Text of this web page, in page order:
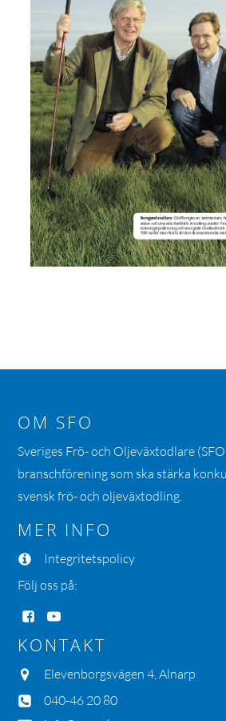
OM SFO
Sveriges Frö- och Oljeväxtodlare
branschförening som ska stärka
svensk frö- och oljeväxtodling.
MER INFO
Integritetspolicy
Följ oss på:
KONTAKT
Elevenborgsvägen 4, Alnarp
040-46 20 80